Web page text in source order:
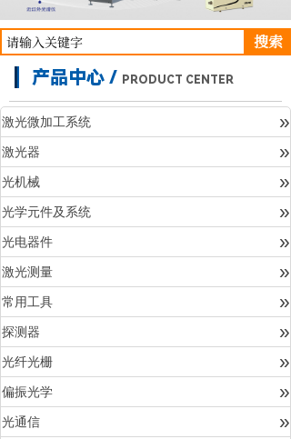
搜索
产品中心 / PRODUCT CENTER
激光微加工系统 »
激光器 »
光机械 »
光学元件及系统 »
光电器件 »
激光测量 »
常用工具 »
探测器 »
光纤光栅 »
偏振光学 »
光通信 »